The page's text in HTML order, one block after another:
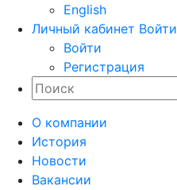
English
Личный кабинет Войти
Войти
Регистрация
О компании
История
Новости
Вакансии